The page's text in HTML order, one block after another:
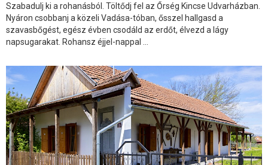
Szabadulj ki a rohanásból. Töltődj fel az Őrség Kincse Udvarházban.
Nyáron csobbanj a közeli Vadása-tóban, ősszel hallgasd a
szavasbőgést, egész évben csodáld az erdőt, élvezd a lágy
napsugarakat. Rohansz éjjel-nappal ...